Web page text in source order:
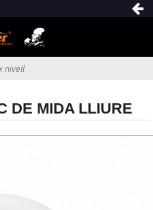
nivell
DE MIDA LLIURE